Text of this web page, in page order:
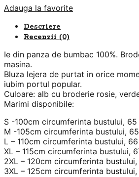
Adauga la favorite
Descriere
Recenzii (0)
Ie din panza de bumbac 100%.
masina.
Bluza lejera de purtat in orice
iubim portul popular.
Culoare: alb cu broderie rosie,
Marimi disponibile:
S -100cm circumferinta bustului, 65
M -105cm circumferinta bustului,
L – 110cm circumferinta bustului,
XL – 115cm circumferinta bustului,
2XL – 120cm circumferinta
3XL – 125cm circumferinta